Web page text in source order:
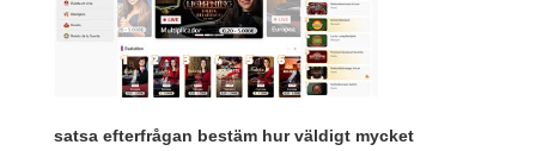
satsa efterfrågan bestäm hur väldigt mycket